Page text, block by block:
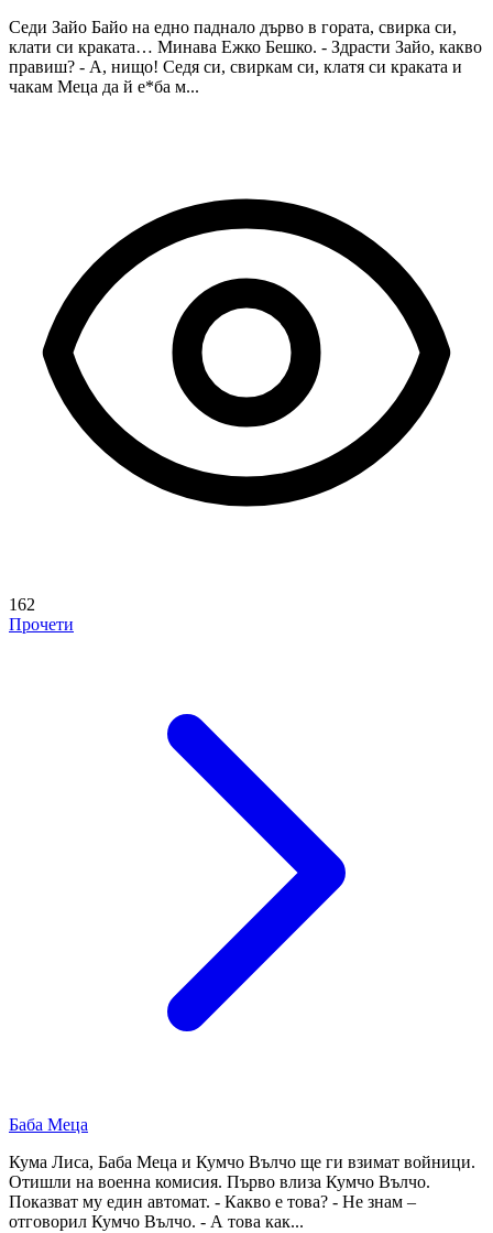
Седи Зайо Байо на едно паднало дърво в гората, свирка си,
клати си краката… Минава Ежко Бешко. - Здрасти Зайо, какво
правиш? - А, нищо! Седя си, свиркам си, клатя си краката и
чакам Меца да й е*ба м...
162
Прочети
Баба Меца
Кума Лиса, Баба Меца и Кумчо Вълчо ще ги взимат войници.
Отишли на военна комисия. Първо влиза Кумчо Вълчо.
Показват му един автомат. - Какво е това? - Не знам –
отговорил Кумчо Вълчо. - А това как...